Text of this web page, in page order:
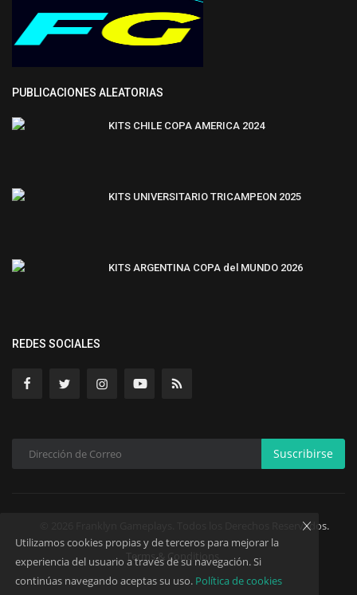
PUBLICACIONES ALEATORIAS
KITS CHILE COPA AMERICA 2024
KITS UNIVERSITARIO TRICAMPEON 2025
KITS ARGENTINA COPA del MUNDO 2026
REDES SOCIALES
Suscribirse
© 2026 Franklyn Gameplays. Todos los Derechos Reservados.
Terms & Conditions
Utilizamos cookies propias y de terceros para mejorar la
experiencia del usuario a través de su navegación. Si
continúas navegando aceptas su uso. Política de cookies